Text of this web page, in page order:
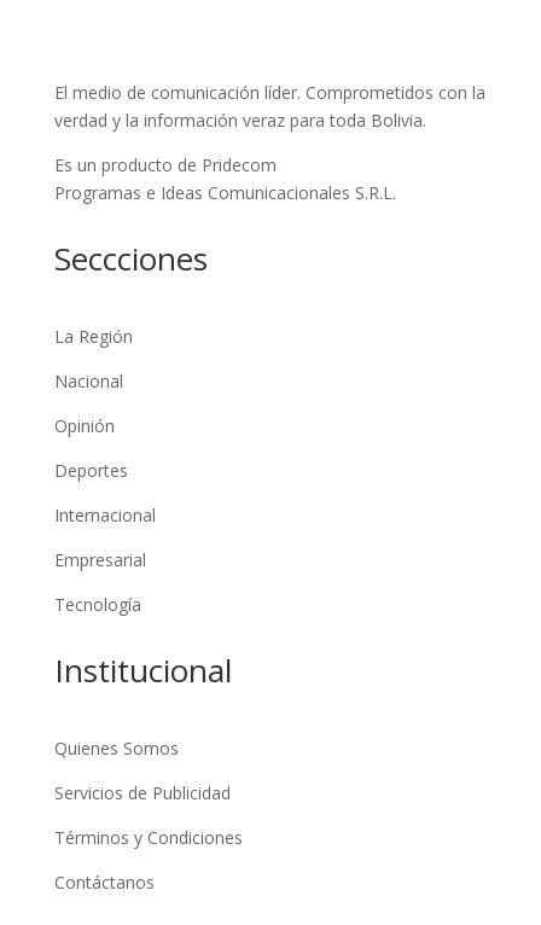
El medio de comunicación líder. Comprometidos con la
verdad y la información veraz para toda Bolivia.
Es un producto de Pridecom
Programas e Ideas Comunicacionales S.R.L.
Seccciones
La Región
Nacional
Opinión
Deportes
Internacional
Empresarial
Tecnología
Institucional
Quienes Somos
Servicios de Publicidad
Términos y Condiciones
Contáctanos